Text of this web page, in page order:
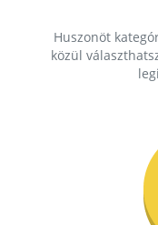
Huszonöt
közül